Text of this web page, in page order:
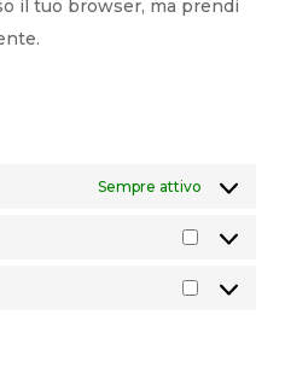
il tuo browser, ma prendi
Sempre attivo
Statistiche
Marketing